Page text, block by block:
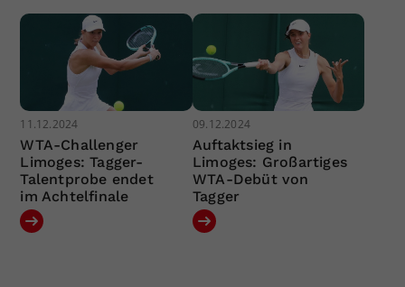
11.12.2024
WTA-Challenger
Limoges: Tagger-
Talentprobe endet
im Achtelfinale
09.12.2024
Auftaktsieg in
Limoges: Großartiges
WTA-Debüt von
Tagger